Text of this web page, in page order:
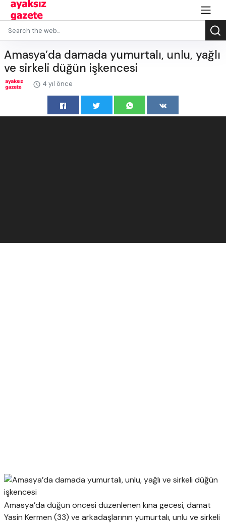
Amasya’da damada yumurtalı, unlu, yağlı
ve sirkeli düğün işkencesi
4 yıl önce
Amasya’da düğün öncesi düzenlenen kına gecesi, damat
Yasin Kermen (33) ve arkadaşlarının yumurtalı, unlu ve sirkeli